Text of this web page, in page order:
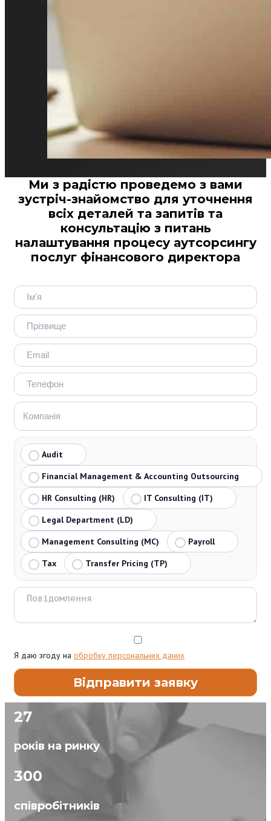
Ми з радістю проведемо з вами
зустріч-знайомство для уточнення
всіх деталей та запитів та
консультацію з питань
налаштування процесу аутсорсингу
послуг фінансового директора
Audit
Financial Management & Accounting Outsourcing
HR Consulting (HR)
IT Consulting (IT)
Legal Department (LD)
Management Consulting (MC)
Payroll
Tax
Transfer Pricing (TP)
Я даю згоду на обробку персональних даних
27
років на ринку
300
співробітників